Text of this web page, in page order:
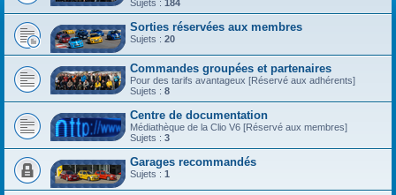
Sujets : 184
Sorties réservées aux membres
Sujets : 20
Commandes groupées et partenaires
Pour des tarifs avantageux [Réservé aux adhérents]
Sujets : 8
Centre de documentation
Médiathèque de la Clio V6 [Réservé aux membres]
Sujets : 3
Garages recommandés
Sujets : 1